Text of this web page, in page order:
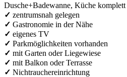
Dusche+Badewanne, Küche komplett
✓ zentrumsnah gelegen
✓ Gastronomie in der Nähe
✓ eigenes TV
✓ Parkmöglichkeiten vorhanden
✓ mit Garten oder Liegewiese
✓ mit Balkon oder Terrasse
✓ Nichtrauchereinrichtung